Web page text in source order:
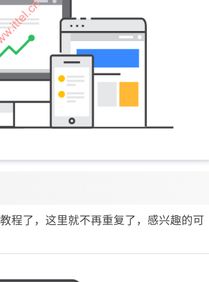
程了，这里就不再重复了，感兴趣的可